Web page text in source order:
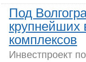
Под
крупнейших
комплексов
Инвестпроект